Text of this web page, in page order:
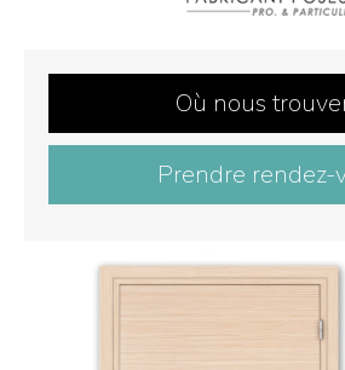
Où nous
Prendre rendez-